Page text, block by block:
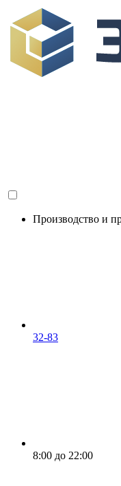
Производство и
32-83
8:00 до 22:00